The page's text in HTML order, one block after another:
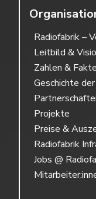
Radiofabrik –
Leitbild &
Zahlen &
Geschichte
Projekte
Preise &
Radiofabrik
Jobs @